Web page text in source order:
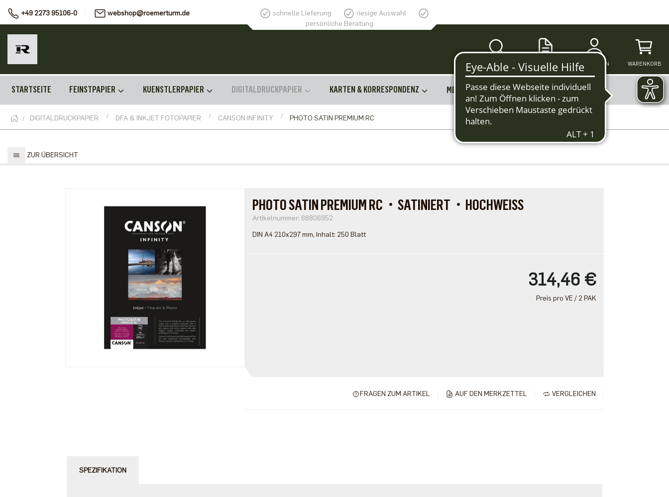
+49 2273 95106-0 webshop@roemerturm.de schnelle Lieferung
riesige Auswahl
persönliche Beratung
SUCHE MERKZETTEL ANMELDEN WARENKORB
STARTSEITE FEINSTPAPIER KUENSTLERPAPIER DIGITALDRUCKPAPIER KARTEN & KORRESPONDENZ MEHR
DIGITALDRUCKPAPIER DFA & INKJET FOTOPAPIER CANSON INFINITY PHOTO SATIN PREMIUM RC
ZUR ÜBERSICHT
PHOTO SATIN PREMIUM RC・SATINIERT・HOCHWEISS
Artikelnummer: 88806952
DIN A4 210x297 mm, Inhalt: 250 Blatt
314,46 €
Preis pro VE / 2 PAK
VERGLEICHEN
AUF DEN MERKZETTEL
FRAGEN ZUM ARTIKEL
SPEZIFIKATION